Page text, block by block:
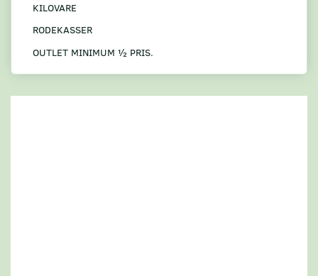
KILOVARE
RODEKASSER
OUTLET MINIMUM ½ PRIS.